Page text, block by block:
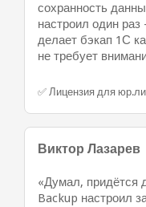
сохранность
настроил один
делает бэкап 1С
не требует
✅ Лицензия для
Виктор Лазарев
«Думал, придётся
Backup настроил